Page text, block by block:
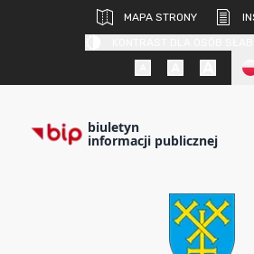
MAPA STRONY
biuletyn
informacji publicznej